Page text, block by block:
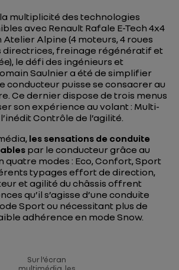
multiplicité des technologies
avec Renault Rafale E-Tech 4x4
Alpine (4 moteurs, 4 roues
directrices, freinage régénératif et
le défi des ingénieurs et
Saulnier a été de simplifier
conducteur puisse se consacrer au
Ce dernier dispose de trois menus
son expérience au volant : Multi-
Contrôle de l’agilité.
les sensations de conduite
par le conducteur grâce au
quatre modes : Eco, Confort, Sport
typages effort de direction,
et agilité du châssis offrent
qu’il s’agisse d’une conduite
Sport ou nécessitant plus de
adhérence en mode Snow.
Sur l’écran
multimédia, les